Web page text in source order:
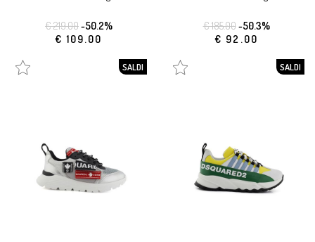
€ 219.00-50.2%
€ 109.00
€ 185.00-50.3%
€ 92.00
SALDI SALDI